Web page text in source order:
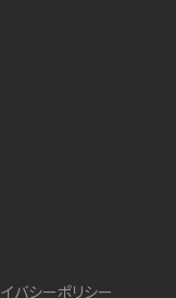
バシーポリシー